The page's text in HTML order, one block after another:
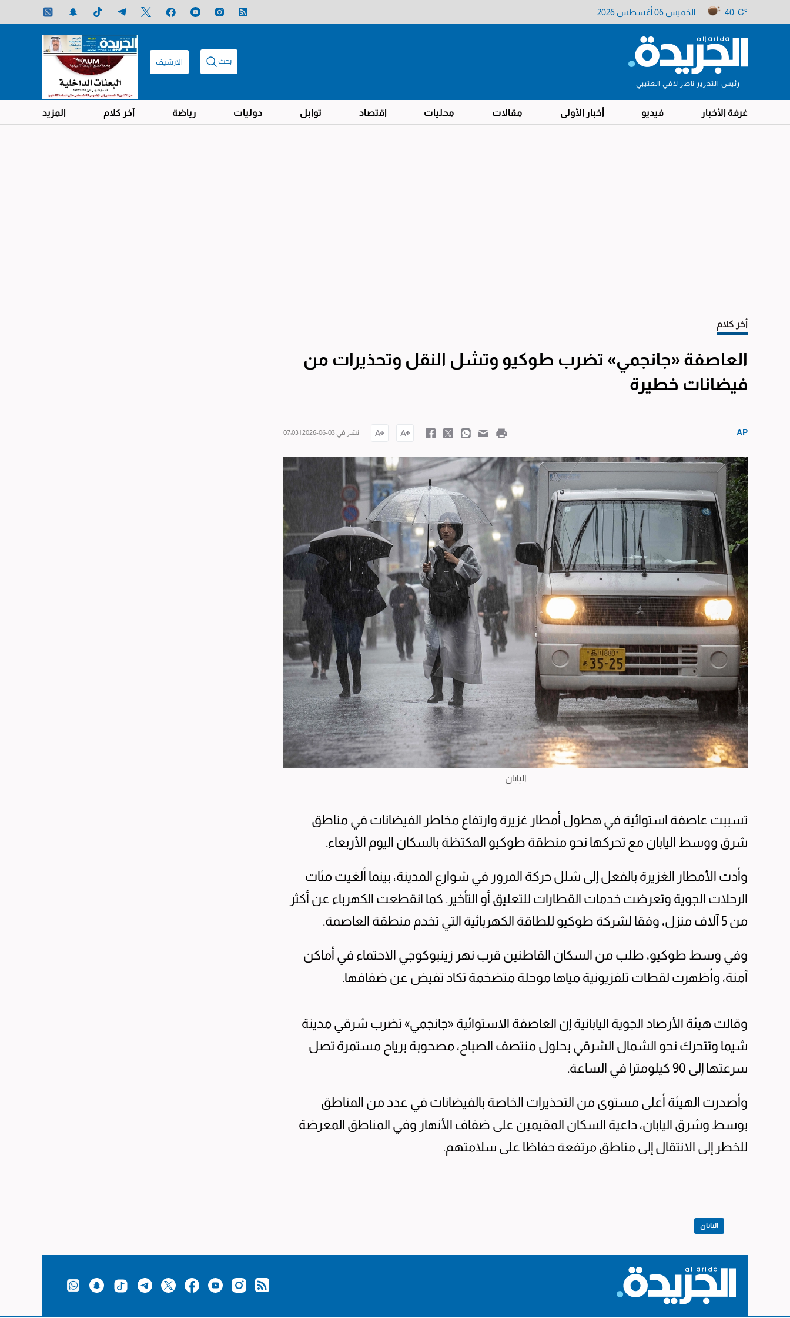
40 C° الخميس 06 أغسطس 2026
رئيس التحرير ناصر لافي العتيبي
بحث الارشيف
غرفة الأخبار فيديو أخبار الأولى مقالات محليات اقتصاد توابل دوليات رياضة آخر كلام المزيد
أخر كلام
العاصفة «جانجمي» تضرب طوكيو وتشل النقل وتحذيرات من
فيضانات خطيرة
AP نشر في 03-06-2026 | 07:03
اليابان
تسببت عاصفة استوائية في هطول أمطار غزيرة وارتفاع مخاطر الفيضانات في مناطق
شرق ووسط اليابان مع تحركها نحو منطقة طوكيو المكتظة بالسكان اليوم الأربعاء.
وأدت الأمطار الغزيرة بالفعل إلى شلل حركة المرور في شوارع المدينة، بينما ألغيت مئات
الرحلات الجوية وتعرضت خدمات القطارات للتعليق أو التأخير. كما انقطعت الكهرباء عن أكثر
من 5 آلاف منزل، وفقا لشركة طوكيو للطاقة الكهربائية التي تخدم منطقة العاصمة.
وفي وسط طوكيو، طلب من السكان القاطنين قرب نهر زينبوكوجي الاحتماء في أماكن
آمنة، وأظهرت لقطات تلفزيونية مياها موحلة متضخمة تكاد تفيض عن ضفافها.
وقالت هيئة الأرصاد الجوية اليابانية إن العاصفة الاستوائية «جانجمي» تضرب شرقي مدينة
شيما وتتحرك نحو الشمال الشرقي بحلول منتصف الصباح، مصحوبة برياح مستمرة تصل
سرعتها إلى 90 كيلومترا في الساعة.
وأصدرت الهيئة أعلى مستوى من التحذيرات الخاصة بالفيضانات في عدد من المناطق
بوسط وشرق اليابان، داعية السكان المقيمين على ضفاف الأنهار وفي المناطق المعرضة
للخطر إلى الانتقال إلى مناطق مرتفعة حفاظا على سلامتهم.
اليابان